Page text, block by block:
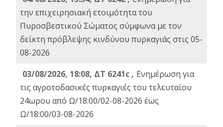
την επιχειρησιακή ετοιμότητα του
Πυροσβεστικού Σώματος σύμφωνα με τον
δείκτη πρόβλεψης κινδύνου πυρκαγιάς στις 05-
08-2026
03/08/2026, 18:08, ΔΤ 6241c , Ενημέρωση για
τις αγροτοδασικές πυρκαγιές του τελευταίου
24ωρου από Ω/18:00/02-08-2026 έως
Ω/18:00/03-08-2026